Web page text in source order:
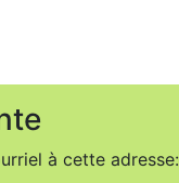
à cette adresse: